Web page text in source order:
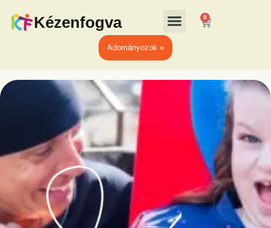
Kézenfogva 0
Adományozok »